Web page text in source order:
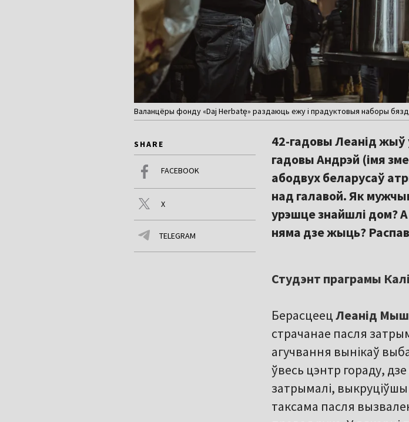
Валанцёры фонду «Daj Herbatę» раздаюць ежу і прадуктовыя наборы
SHARE
FACEBOOK
X
TELEGRAM
42-гадовы Леанід жыў
гадовы Андрэй (імя
абодвух беларусаў
над галавой. Як
урэшце знайшлі дом? А
няма дзе жыць?
Студэнт праграмы
БерасцеецЛеанід
страчанае пасля
агучвання вынікаў
ўвесь цэнтр гораду,
затрымалі,
таксама пасля